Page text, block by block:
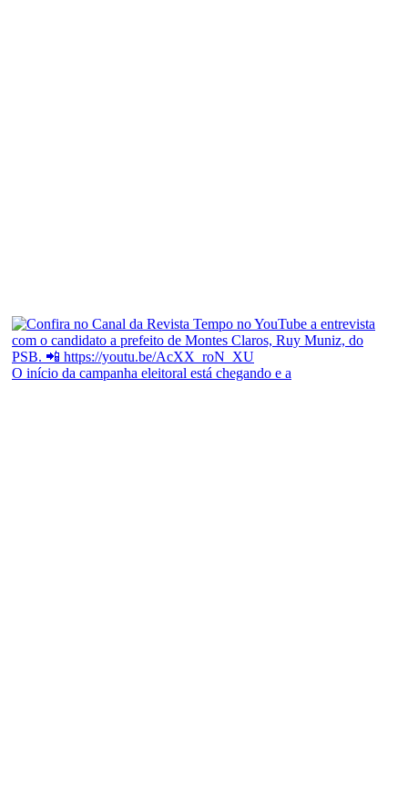
O início da campanha eleitoral está chegando e a